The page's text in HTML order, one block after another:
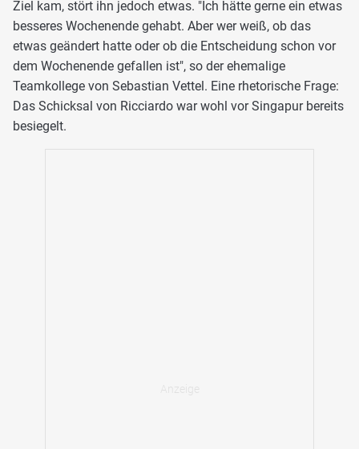
Ziel kam, stört ihn jedoch etwas. "Ich hätte gerne ein etwas
besseres Wochenende gehabt. Aber wer weiß, ob das
etwas geändert hatte oder ob die Entscheidung schon vor
dem Wochenende gefallen ist", so der ehemalige
Teamkollege von Sebastian Vettel. Eine rhetorische Frage:
Das Schicksal von Ricciardo war wohl vor Singapur bereits
besiegelt.